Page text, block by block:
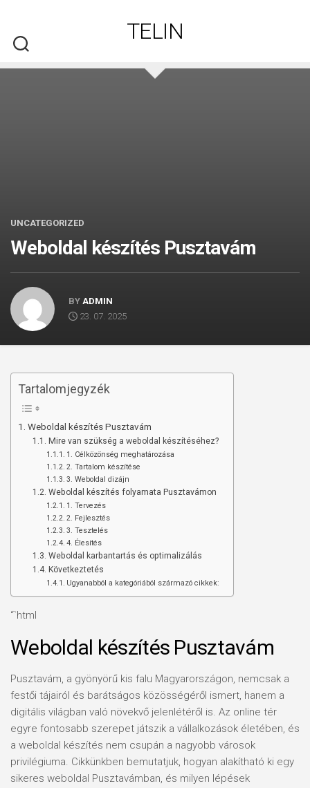
content
TELIN
UNCATEGORIZED
Weboldal készítés​ Pusztavám
BY ADMIN
23. 07. 2025
Tartalomjegyzék
Weboldal készítés​ Pusztavám
Mire van szükség a weboldal készítéséhez?
1. Célközönség meghatározása
2. Tartalom készítése
3. Weboldal dizájn
Weboldal készítés folyamata Pusztavámon
1. Tervezés
2. Fejlesztés
3. Tesztelés
4. Élesítés
Weboldal karbantartás és optimalizálás
Következtetés
Ugyanabból a kategóriából származó cikkek:
“`html
Weboldal készítés​ Pusztavám
Pusztavám, a gyönyörű kis falu Magyarországon, nemcsak a
festői tájairól és barátságos közösségéről ismert, hanem a
digitális világban való növekvő jelenlétéről is. Az online tér
egyre fontosabb szerepet játszik a vállalkozások életében, és
a weboldal készítés nem csupán a nagyobb városok
privilégiuma. Cikkünkben bemutatjuk, hogyan alakítható ki egy
sikeres weboldal Pusztavámban, és milyen lépések